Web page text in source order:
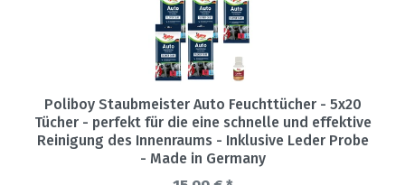
Poliboy Staubmeister Auto Feuchttücher - 5x20
Tücher - perfekt für die eine schnelle und effektive
Reinigung des Innenraums - Inklusive Leder Probe
- Made in Germany